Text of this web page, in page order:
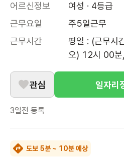
어르신정보
여성 · 4등급
근무요일
주5일근무
근무시간
평일 : (근무시
오) 12시 00분
관심 일자리
3일전 등록
도보 5분 ~ 10분 예상